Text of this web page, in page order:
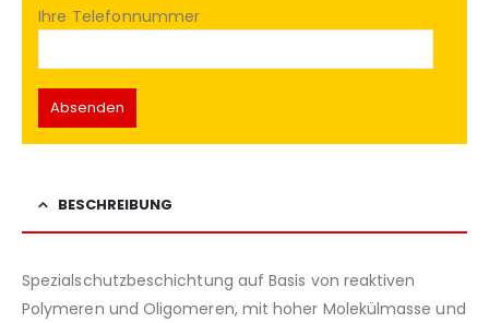
Ihre Telefonnummer
BESCHREIBUNG
Spezialschutzbeschichtung auf Basis von reaktiven
Polymeren und Oligomeren, mit hoher Molekülmasse und